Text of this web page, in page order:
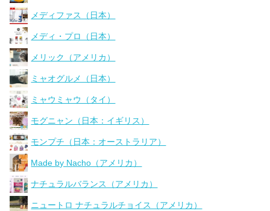
メディファス（日本）
メディ・プロ（日本）
メリック（アメリカ）
ミャオグルメ（日本）
ミャウミャウ（タイ）
モグニャン（日本：イギリス）
モンプチ（日本：オーストラリア）
Made by Nacho（アメリカ）
ナチュラルバランス（アメリカ）
ニュートロ ナチュラルチョイス（アメリカ）